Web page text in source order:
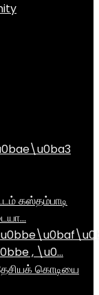
கஸ்தம்பாடி
, \u0…
கொடியை